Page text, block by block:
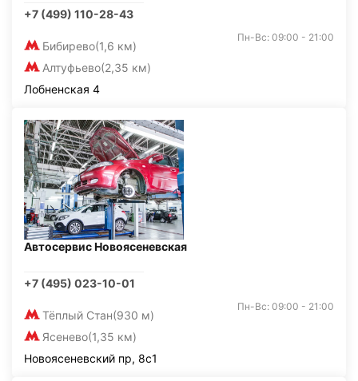
+7 (499) 110-28-43
Бибирево(1,6 км)
Алтуфьево(2,35 км)
Пн-Вс: 09:00 - 21:00
Лобненская 4
Автосервис Новоясеневская
+7 (495) 023-10-01
Тёплый Стан(930 м)
Ясенево(1,35 км)
Пн-Вс: 09:00 - 21:00
Новоясеневский пр, 8с1